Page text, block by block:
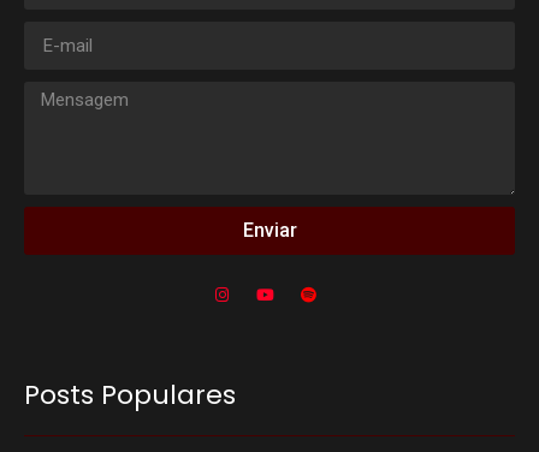
Enviar
Posts Populares